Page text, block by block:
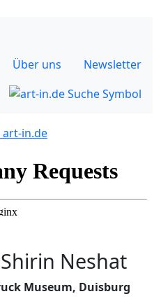
Über uns Newsletter
Neshat
Museum, Duisburg